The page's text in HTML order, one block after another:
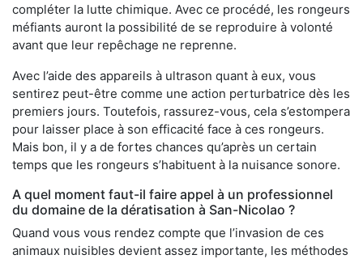
compléter la lutte chimique. Avec ce procédé, les rongeurs
méfiants auront la possibilité de se reproduire à volonté
avant que leur repêchage ne reprenne.
Avec l’aide des appareils à ultrason quant à eux, vous
sentirez peut-être comme une action perturbatrice dès les
premiers jours. Toutefois, rassurez-vous, cela s’estompera
pour laisser place à son efficacité face à ces rongeurs.
Mais bon, il y a de fortes chances qu’après un certain
temps que les rongeurs s’habituent à la nuisance sonore.
A quel moment faut-il faire appel à un professionnel
du domaine de la dératisation à San-Nicolao ?
Quand vous vous rendez compte que l’invasion de ces
animaux nuisibles devient assez importante, les méthodes